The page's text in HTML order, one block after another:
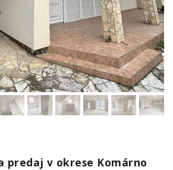
predaj v okrese Komárno